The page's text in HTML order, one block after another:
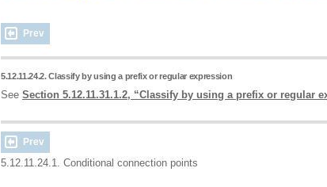
Prev
5.12.11.24.2. Classify by using a prefix or regular expression
See Section 5.12.11.31.1.2, “Classify by using a prefix or regular
Prev
5.12.11.24.1. Conditional connection points